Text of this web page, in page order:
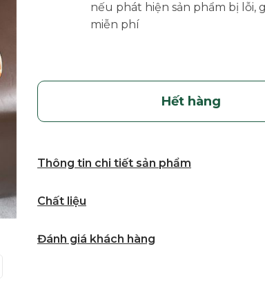
nếu phát hiện sản phẩm bị lỗi,
miễn phí
Hết hàng
Thông tin chi tiết sản phẩm
Chất liệu
Đánh giá khách hàng